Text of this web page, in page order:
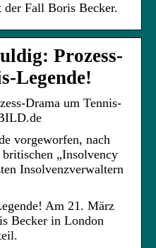
Fall Boris Becker.
Prozess-
Legende!
Drama um Tennis-
vorgeworfen, nach
„Insolvency
Insolvenzverwaltern
Am 21. März
Becker in London